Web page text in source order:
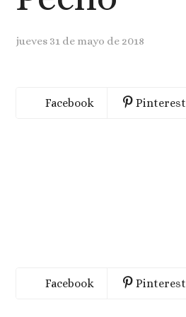
jueves 31 de mayo de 2018
Facebook Pinterest
Facebook Pinterest